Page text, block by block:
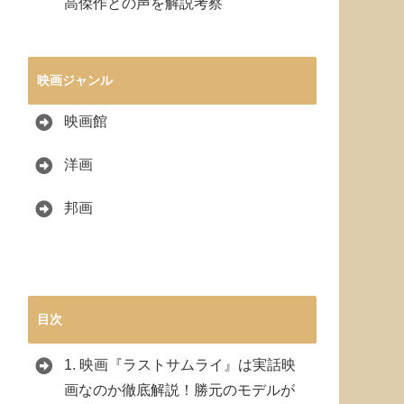
映画ジャンル
映画館
洋画
邦画
目次
1. 映画『ラストサムライ』は実話映
画なのか徹底解説！勝元のモデルが